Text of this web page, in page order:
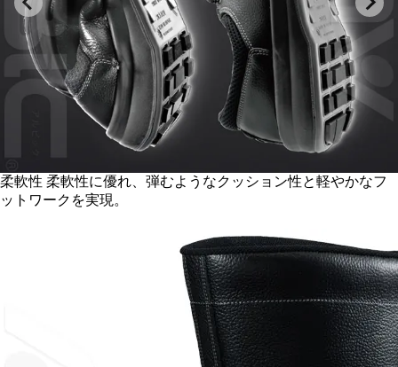
素材で滑りにくい 靴底の素材自体の滑りにくさ。シモン独自
の特殊配合素材を採用し、エッジが摩耗し始めても面による耐